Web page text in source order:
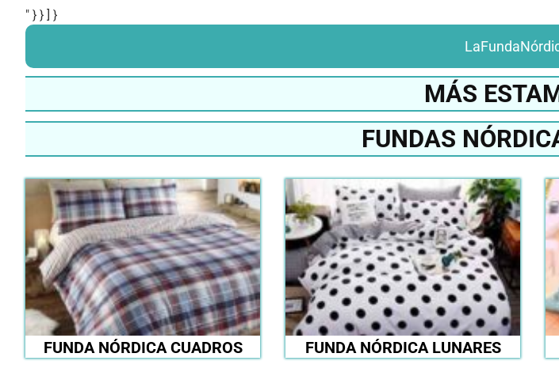
" } } ] }
MÁS
FUNDAS
FUNDA NÓRDICA CUADROS FUNDA NÓRDICA LUNARES